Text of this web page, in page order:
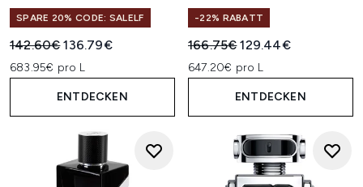
SPARE 20% CODE: SALELF
Unverbindliche Preisempfehlung:
142.60€Aktueller Preis:
136.79€
683.95€ pro L
ENTDECKEN
-22% RABATT
Unverbindliche
166.75€Aktueller Preis:
129.44€
647.20€ pro L
ENTDECKEN